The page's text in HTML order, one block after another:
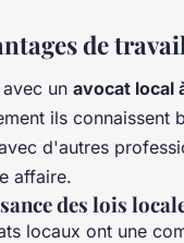
de
un avocat local
ils connaissent
d'autres
affaire.
des lois
locaux ont une